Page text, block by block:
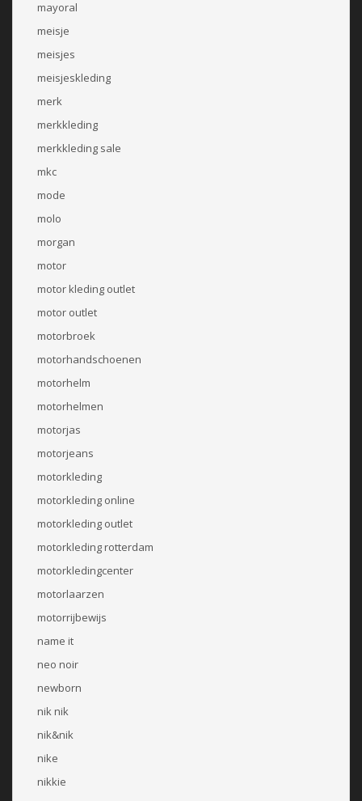
mayoral
meisje
meisjes
meisjeskleding
merk
merkkleding
merkkleding sale
mkc
mode
molo
morgan
motor
motor kleding outlet
motor outlet
motorbroek
motorhandschoenen
motorhelm
motorhelmen
motorjas
motorjeans
motorkleding
motorkleding online
motorkleding outlet
motorkleding rotterdam
motorkledingcenter
motorlaarzen
motorrijbewijs
name it
neo noir
newborn
nik nik
nik&nik
nike
nikkie